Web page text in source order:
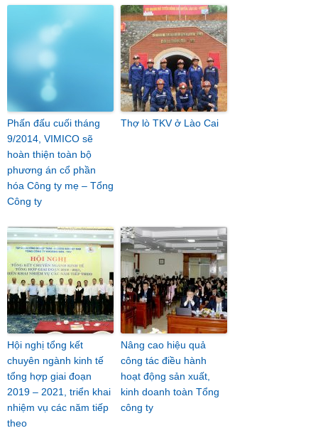
Phấn đấu cuối tháng
9/2014, VIMICO sẽ
hoàn thiện toàn bộ
phương án cổ phần
hóa Công ty mẹ – Tổng
Công ty
Thợ lò TKV ở Lào Cai
Hội nghị tổng kết
chuyên ngành kinh tế
tổng hợp giai đoạn
2019 – 2021, triển khai
nhiệm vụ các năm tiếp
theo
Nâng cao hiệu quả
công tác điều hành
hoạt động sản xuất,
kinh doanh toàn Tổng
công ty